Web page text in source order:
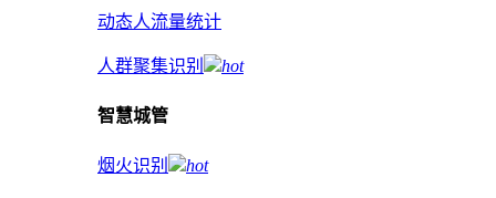
动态人流量统计
人群聚集识别 hot
智慧城管
烟火识别 hot